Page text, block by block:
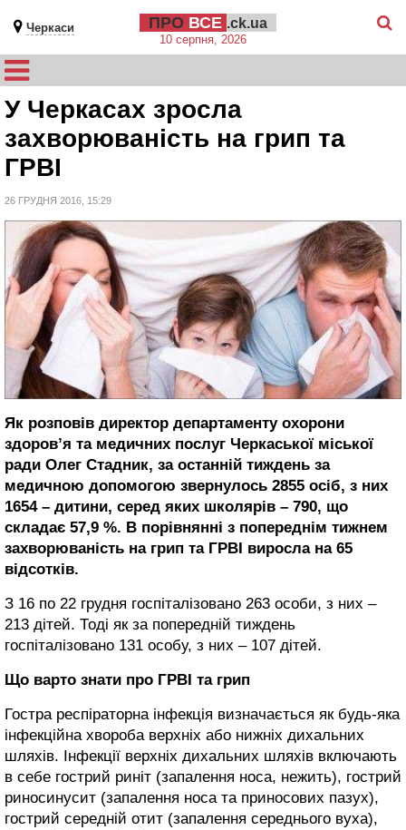
Черкаси ПРО ВСЕ .ck.ua
10 серпня, 2026
У Черкасах зросла
захворюваність на грип та
ГРВІ
26 ГРУДНЯ 2016, 15:29
Як розповів директор департаменту охорони
здоров’я та медичних послуг Черкаської міської
ради Олег Стадник, за останній тиждень за
медичною допомогою звернулось 2855 осіб, з них
1654 – дитини, серед яких школярів – 790, що
складає 57,9 %. В порівнянні з попереднім тижнем
захворюваність на грип та ГРВІ виросла на 65
відсотків.
З 16 по 22 грудня госпіталізовано 263 особи, з них –
213 дітей. Тоді як за попередній тиждень
госпіталізовано 131 особу, з них – 107 дітей.
Що варто знати про ГРВІ та грип
Гостра респіраторна інфекція визначається як будь-яка
інфекційна хвороба верхніх або нижніх дихальних
шляхів. Інфекції верхніх дихальних шляхів включають
в себе гострий риніт (запалення носа, нежить), гострий
риносинусит (запалення носа та приносових пазух),
гострий середній отит (запалення середнього вуха),